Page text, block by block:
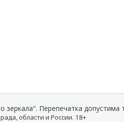
Перепечатка допустима
области и России. 18+